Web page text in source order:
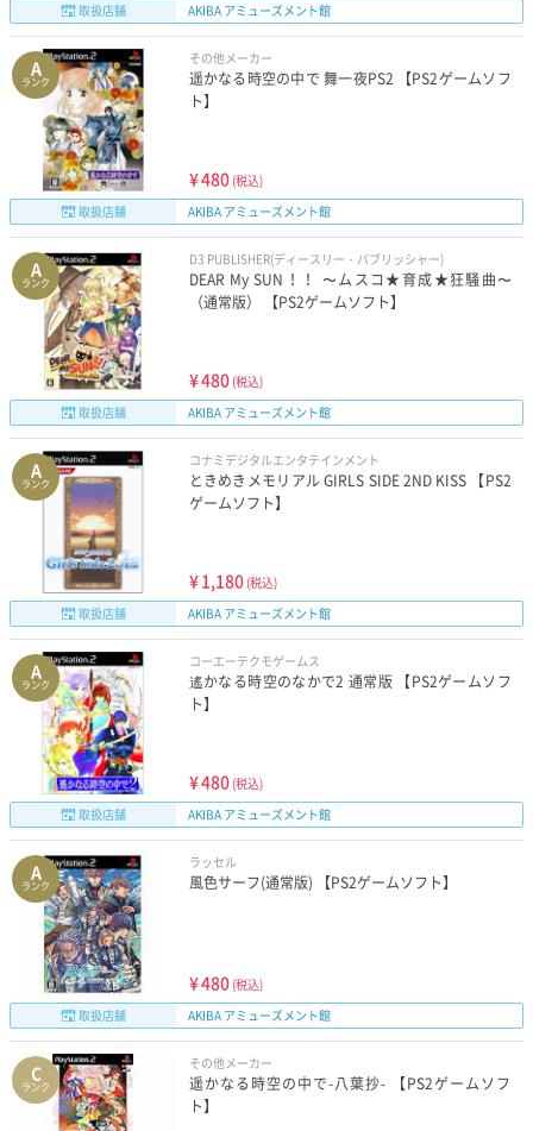
取扱店舗
AKIBA アミューズメント館
A
ランク
その他メーカー
遥かなる時空の中で 舞一夜PS2 【PS2ゲームソフ
ト】
¥480 (税込)
取扱店舗
AKIBA アミューズメント館
A
ランク
D3 PUBLISHER(ディースリー・パブリッシャー)
DEAR My SUN！！ 〜ムスコ★育成★狂騒曲〜
（通常版） 【PS2ゲームソフト】
¥480 (税込)
取扱店舗
AKIBA アミューズメント館
A
ランク
コナミデジタルエンタテインメント
ときめきメモリアル GIRLS SIDE 2ND KISS 【PS2
ゲームソフト】
¥1,180 (税込)
取扱店舗
AKIBA アミューズメント館
A
ランク
コーエーテクモゲームス
遙かなる時空のなかで2 通常版 【PS2ゲームソフ
ト】
¥480 (税込)
取扱店舗
AKIBA アミューズメント館
A
ランク
ラッセル
風色サーフ(通常版) 【PS2ゲームソフト】
¥480 (税込)
取扱店舗
AKIBA アミューズメント館
C
ランク
その他メーカー
遥かなる時空の中で-八葉抄- 【PS2ゲームソフ
ト】